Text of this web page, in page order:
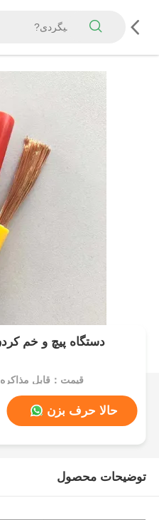
قیمت：قابل مذاکره
حالا حرف بزن
توضیحات محصول